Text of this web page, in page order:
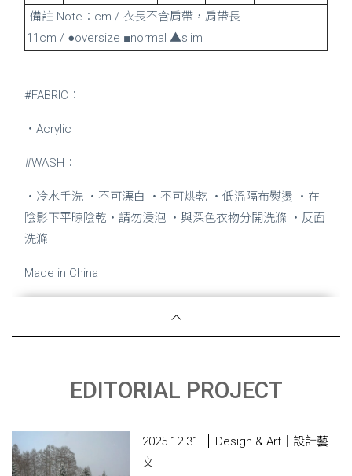
備註 Note：cm / 衣長不含肩帶，肩帶長
11cm / ●oversize ■normal ▲slim
#FABRIC：
・Acrylic
#WASH：
・冷水手洗 ・不可漂白 ・不可烘乾 ・低溫隔布熨燙 ・在
陰影下平晾陰乾・請勿浸泡 ・與深色衣物分開洗滌 ・反面
洗滌
Made in China
EDITORIAL PROJECT
2025.12.31
Design & Art｜設計藝
文